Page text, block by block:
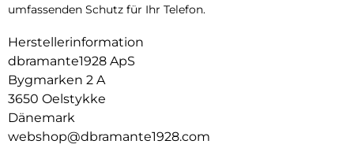
umfassenden Schutz für Ihr Telefon.
Herstellerinformation
dbramante1928 ApS
Bygmarken 2 A
3650 Oelstykke
Dänemark
webshop@dbramante1928.com